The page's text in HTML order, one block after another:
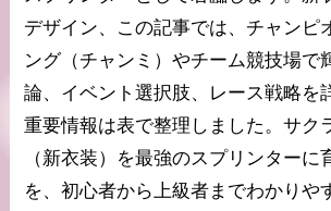
デザイン、この記事では、チャンピ
ング（チャンミ）やチーム競技場で
論、イベント選択肢、レース戦略を
重要情報は表で整理しました。サク
（新衣装）を最強のスプリンターに
を、初心者から上級者までわかりや